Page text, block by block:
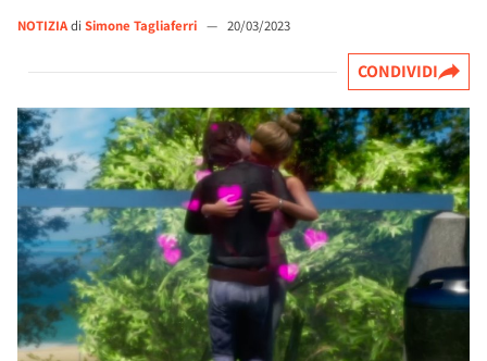
NOTIZIAdi Simone Tagliaferri — 20/03/2023
CONDIVIDI